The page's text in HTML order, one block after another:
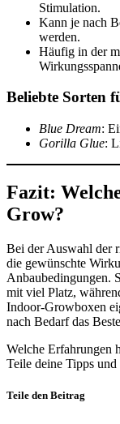
Stimulation.
Kann je nach
werden.
Häufig in der
Beliebte Sorten
Blue Dream:
Gorilla Glue:
Fazit:
Grow?
Bei der Auswahl der
die gewünschte
Anbaubedingungen.
mit viel Platz,
Indoor-Growboxen
nach Bedarf das
Welche Erfahrungen
Teile deine Tipps
Teile den Beitrag